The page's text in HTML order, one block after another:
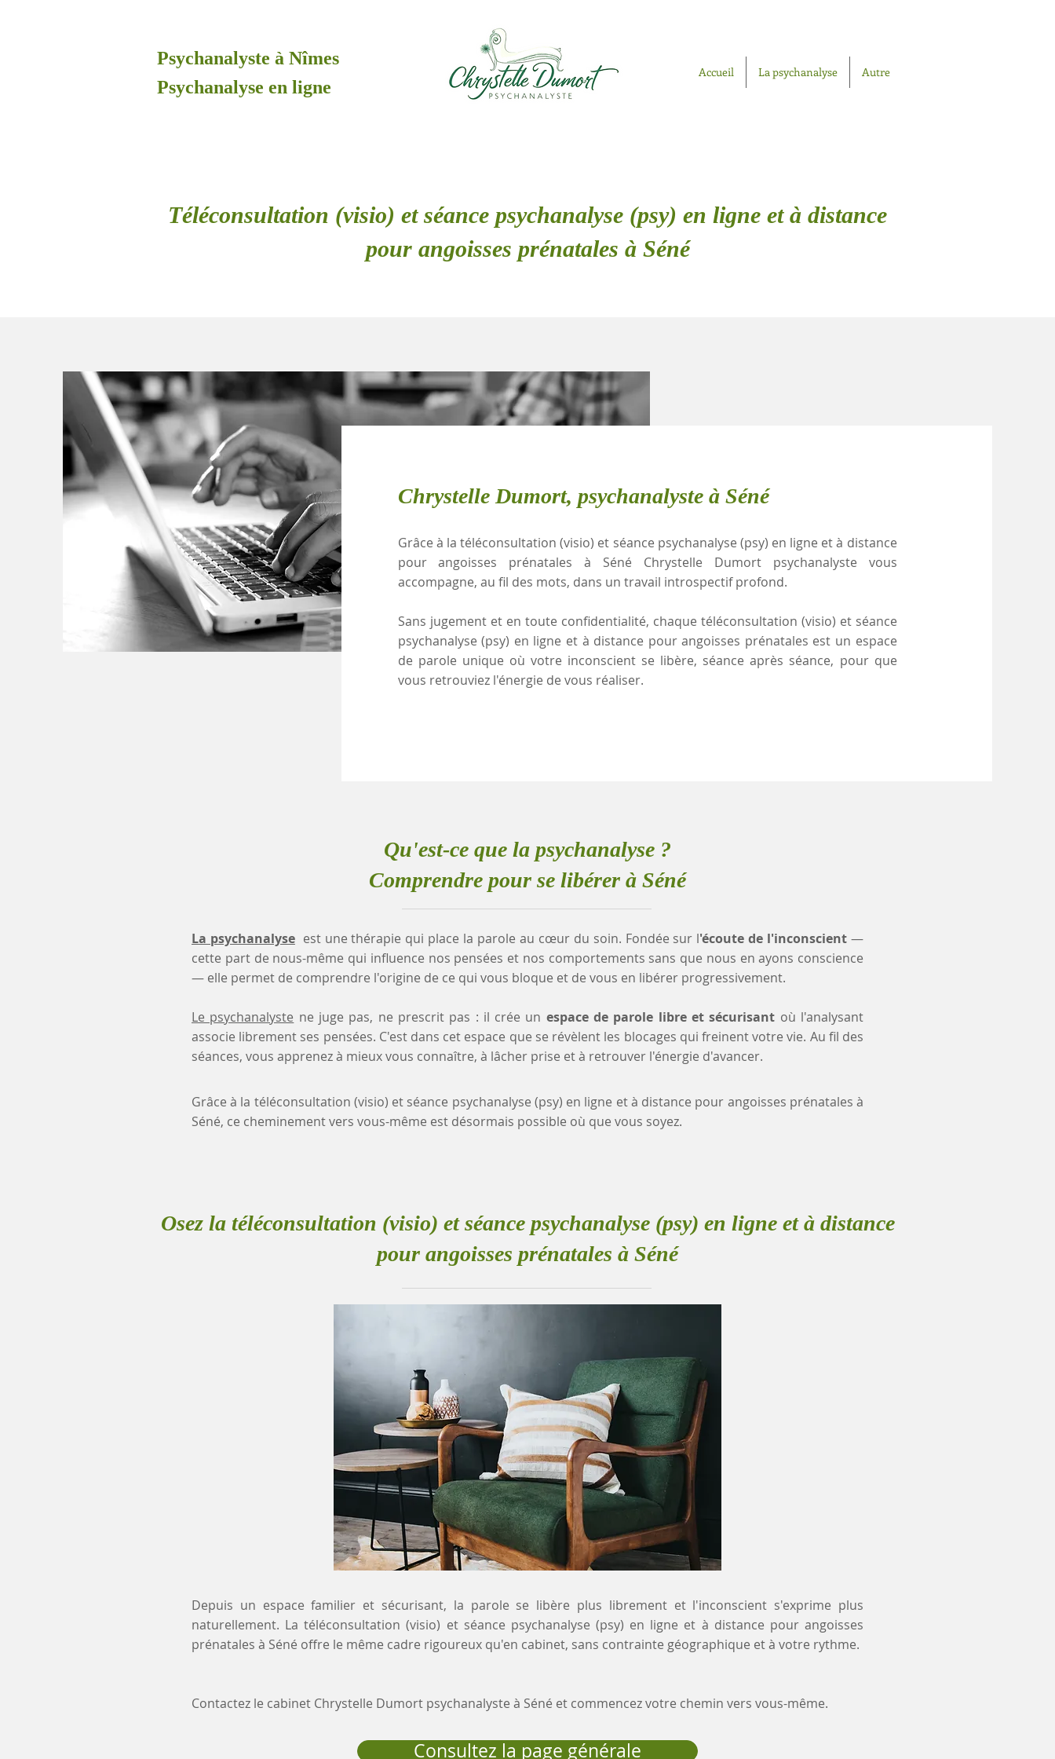
Psychanalyste à Nîmes
Psychanalyse en ligne
Accueil La psychanalyse Autre
Téléconsultation (visio) et séance psychanalyse (psy) en ligne et à distance
pour angoisses prénatales à Séné
Chrystelle Dumort, psychanalyste à Séné
Grâce à la téléconsultation (visio) et séance psychanalyse (psy) en ligne et à distance
pour angoisses prénatales à Séné Chrystelle Dumort psychanalyste vous
accompagne, au fil des mots, dans un travail introspectif profond.
Sans jugement et en toute confidentialité, chaque téléconsultation (visio) et séance
psychanalyse (psy) en ligne et à distance pour angoisses prénatales est un espace
de parole unique où votre inconscient se libère, séance après séance, pour que
vous retrouviez l'énergie de vous réaliser.
Qu'est-ce que la psychanalyse ?
Comprendre pour se libérer à Séné
La psychanalyse est une thérapie qui place la parole au cœur du soin. Fondée sur l'écoute de l'inconscient—
cette part de nous-même qui influence nos pensées et nos comportements sans que nous en ayons conscience
— elle permet de comprendre l'origine de ce qui vous bloque et de vous en libérer progressivement.
Le psychanalyste ne juge pas, ne prescrit pas : il crée un espace de parole libre et sécurisant où l'analysant
associe librement ses pensées. C'est dans cet espace que se révèlent les blocages qui freinent votre vie. Au fil des
séances, vous apprenez à mieux vous connaître, à lâcher prise et à retrouver l'énergie d'avancer.
Grâce à la téléconsultation (visio) et séance psychanalyse (psy) en ligne et à distance pour angoisses prénatales à
Séné, ce cheminement vers vous-même est désormais possible où que vous soyez.
Osez la téléconsultation (visio) et séance psychanalyse (psy) en ligne et à distance
pour angoisses prénatales à Séné
Depuis un espace familier et sécurisant, la parole se libère plus librement et l'inconscient s'exprime plus
naturellement. La téléconsultation (visio) et séance psychanalyse (psy) en ligne et à distance pour angoisses
prénatales à Séné offre le même cadre rigoureux qu'en cabinet, sans contrainte géographique et à votre rythme.
Contactez le cabinet Chrystelle Dumort psychanalyste à Séné et commencez votre chemin vers vous-même.
Consultez la page générale